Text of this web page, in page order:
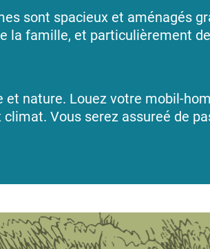
sont spacieux et aménagés
la famille, et particulièrement
nature. Louez votre mobil-
Vous serez assureé de